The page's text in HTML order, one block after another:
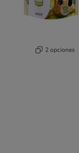
2 opciones